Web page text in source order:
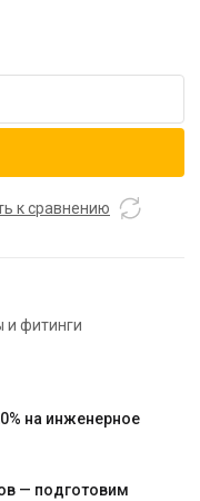
к сравнению
и фитинги
на инженерное
— подготовим